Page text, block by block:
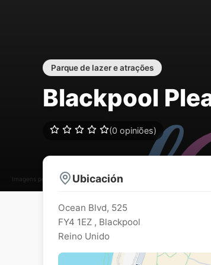
Imagens podem estar sujeitos a direitos de autor
Parque de lazer e atrações
Blackpool
(0 opiniões)
Ubicación
Ocean Blvd, 525
FY4 1EZ , Blackpool
Reino Unido